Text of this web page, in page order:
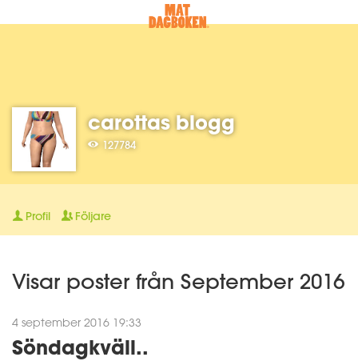
carottas blogg
127784
Profil Följare
Visar poster från September 2016
4 september 2016 19:33
Söndagkväll..